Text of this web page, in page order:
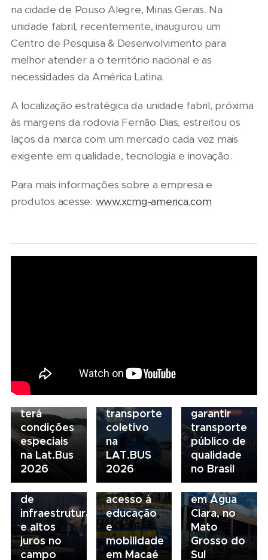
na cidade de Pouso Alegre, Minas Gerais. Na
unidade fabril, recentemente, inaugurou um
Centro de Pesquisa & Desenvolvimento para
melhor atender a o território nacional e as
necessidades da América Latina.
A localização estratégica da unidade fabril, próxima
às margens da rodovia Fernão Dias, estreitou os
laços da marca com um mercado cada vez mais
exigente em qualidade, tecnologia e inovação.
Para mais informações sobre a empresa e
produtos acesse: www.xcmg-america.com
Scania
Serviços
Financeiros
terá
condições
especiais
na Lat.Bus
2026
e
do
transporte
coletivo
na
LAT.BUS
2026
para
garantir
transporte
público de
qualidade
no Brasil
05/08/2026
Presidente
da FAESP
alerta para
gargalos
de
infraestrutura
e altos
juros no
campo
04/08/2026
Renovação
da frota
escolar
fortalece
acesso à
educação
e
mobilidade
em Macaé
03/08/2026
Volvo
inaugura
concessionária
em Água
Clara, no
Mato
Grosso do
Sul